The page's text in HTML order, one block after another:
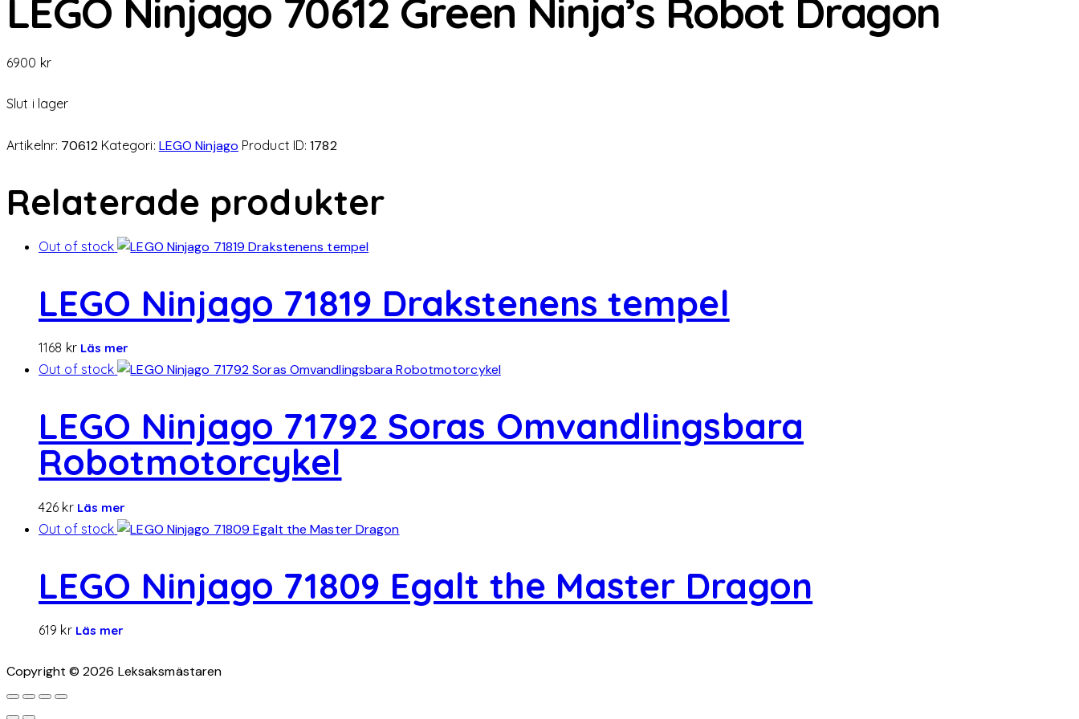
LEGO Ninjago 70612 Green Ninja’s Robot Dragon
6900 kr
Slut i lager
Artikelnr: 70612 Kategori: LEGO Ninjago Product ID:1782
Relaterade produkter
Out of stock
LEGO Ninjago 71819 Drakstenens tempel
1168 kr Läs mer
Out of stock
LEGO Ninjago 71792 Soras Omvandlingsbara
Robotmotorcykel
426 kr Läs mer
Out of stock
LEGO Ninjago 71809 Egalt the Master Dragon
619 kr Läs mer
Copyright © 2026 Leksaksmästaren